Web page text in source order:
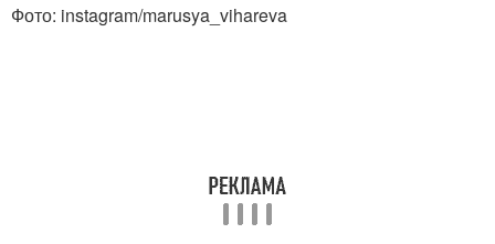
Фото: instagram/marusya_vihareva